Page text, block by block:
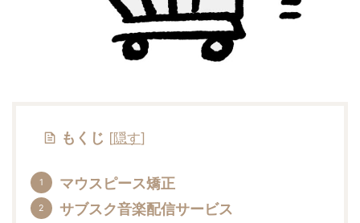
もくじ [隠す]
マウスピース矯正
サブスク音楽配信サービス